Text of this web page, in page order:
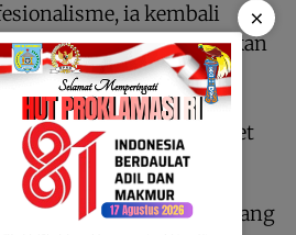
ia kembali
ASN bekerja berdasarkan
perasaan. ASN
aturan perundang-
dan fungsi serta target
terukur.
boleh ada pekerjaan yang
×